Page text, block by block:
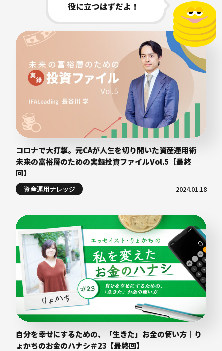
役に立つはずだよ！
コロナで大打撃。元CAが人生を切り開いた資産運用術｜
未来の富裕層のための実録投資ファイルVol.5【最終
回】
資産運用ナレッジ 2024.01.18
自分を幸せにするための、「生きた」お金の使い方｜り
ょかちのお金のハナシ＃23【最終回】